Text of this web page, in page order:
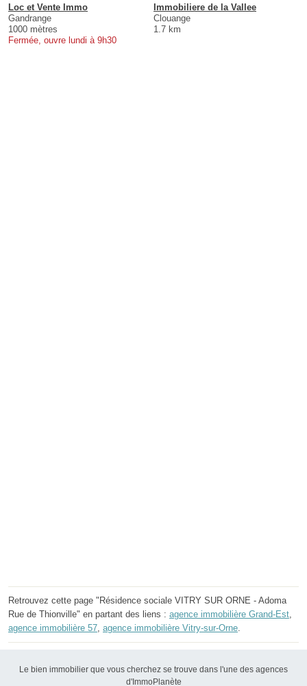
Loc et Vente Immo
Gandrange
1000 mètres
Fermée, ouvre lundi à 9h30
Immobiliere de la Vallee
Clouange
1.7 km
Retrouvez cette page "Résidence sociale VITRY SUR ORNE - Adoma
Rue de Thionville" en partant des liens : agence immobilière Grand-Est,
agence immobilière 57, agence immobilière Vitry-sur-Orne.
Le bien immobilier que vous cherchez se trouve dans l'une des agences
d'ImmoPlanète